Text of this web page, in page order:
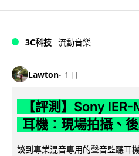
3C科技 流動音樂
Lawton 1 日
【評測】Sony
耳機：現場拍攝、
談到專業混音專用的聲音監聽耳